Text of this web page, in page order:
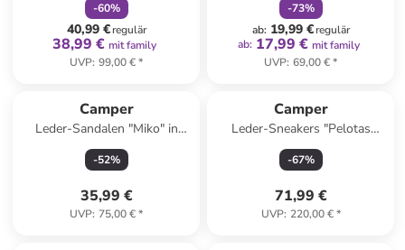
-60%
40,99 €regulär
38,99 € mit family
UVP: 99,00 €*
-73%
ab: 19,99 €regulär
ab: 17,99 € mit family
UVP: 69,00 €*
Camper
Leder-Sandalen "Miko" in
Creme
-52%
35,99 €
UVP: 75,00 €*
Camper
Leder-Sneakers "Pelotas
Ariel" in Creme
-67%
71,99 €
UVP: 220,00 €*